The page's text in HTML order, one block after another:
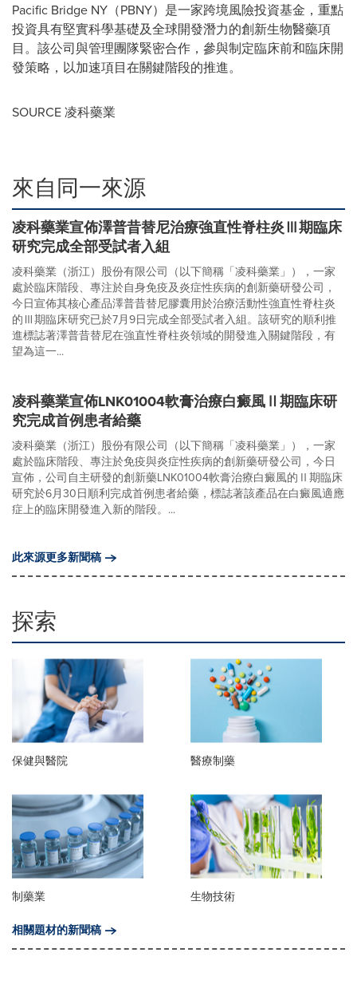
Pacific Bridge NY（PBNY）是一家跨境風險投資基金，重點
投資具有堅實科學基礎及全球開發潛力的創新生物醫藥項
目。該公司與管理團隊緊密合作，參與制定臨床前和臨床開
發策略，以加速項目在關鍵階段的推進。
SOURCE 凌科藥業
來自同一來源
凌科藥業宣佈澤普昔替尼治療強直性脊柱炎Ⅲ期臨床
研究完成全部受試者入組
凌科藥業（浙江）股份有限公司（以下簡稱「凌科藥業」），一家
處於臨床階段、專注於自身免疫及炎症性疾病的創新藥研發公司，
今日宣佈其核心產品澤普昔替尼膠囊用於治療活動性強直性脊柱炎
的Ⅲ期臨床研究已於7月9日完成全部受試者入組。該研究的順利推
進標誌著澤普昔替尼在強直性脊柱炎領域的開發進入關鍵階段，有
望為這一...
凌科藥業宣佈LNK01004軟膏治療白癜風Ⅱ期臨床研
究完成首例患者給藥
凌科藥業（浙江）股份有限公司（以下簡稱「凌科藥業」），一家
處於臨床階段、專注於免疫與炎症性疾病的創新藥研發公司，今日
宣佈，公司自主研發的創新藥LNK01004軟膏治療白癜風的Ⅱ期臨床
研究於6月30日順利完成首例患者給藥，標誌著該產品在白癜風適應
症上的臨床開發進入新的階段。...
此來源更多新聞稿
探索
保健與醫院 醫療制藥
制藥業
生物技術
相關題材的新聞稿